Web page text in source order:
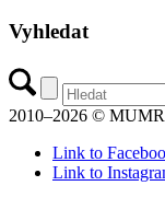
Vyhledat
2010–2026 ©
Link to
Link to